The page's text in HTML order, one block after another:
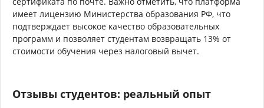
имеет лицензию Министерства образования РФ, что
подтверждает высокое качество образовательных
программ и позволяет студентам возвращать 13% от
стоимости обучения через налоговый вычет.
Отзывы студентов: реальный опыт